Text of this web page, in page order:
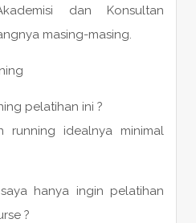
dan Konsultan
masing-masing.
pelatihan ini ?
running idealnya minimal
hanya ingin pelatihan
?